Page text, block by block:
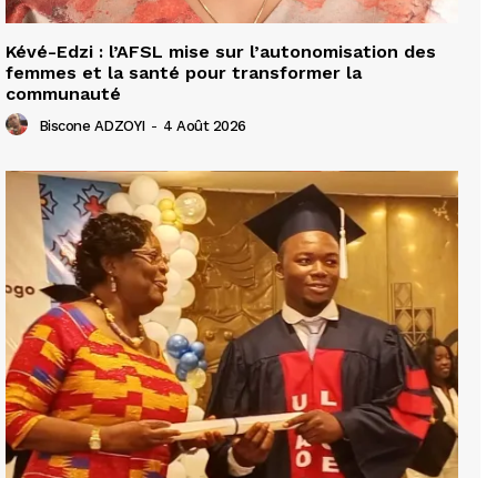
Kévé-Edzi : l’AFSL mise sur l’autonomisation des
femmes et la santé pour transformer la
communauté
Biscone ADZOYI - 4 Août 2026